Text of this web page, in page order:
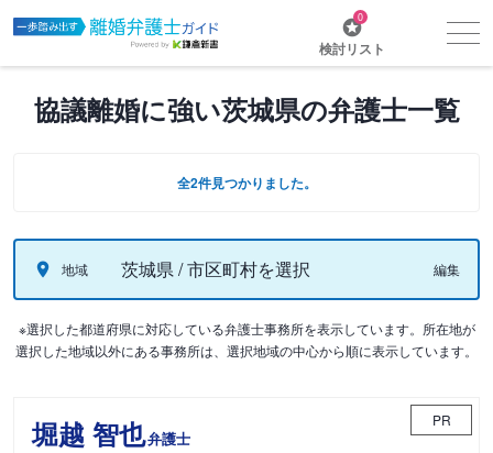
0
検討リスト
協議離婚に強い茨城県の弁護士一覧
全2件見つかりました。
地域 茨城県 / 市区町村を選択 編集
※選択した都道府県に対応している弁護士事務所を表示しています。所在地が
選択した地域以外にある事務所は、選択地域の中心から順に表示しています。
堀越 智也弁護士
PR